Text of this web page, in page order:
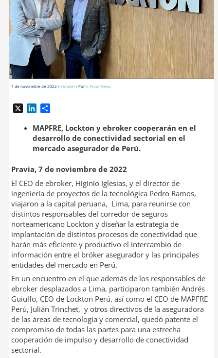
7 de noviembre de 2022 /ebroker/ PorS. Fecor News
n
k
e
m
p
a
t
r
MAPFRE, Lockton y ebroker cooperarán en el
desarrollo de conectividad sectorial en el
mercado asegurador de Perú.
Pravia, 7 de noviembre de 2022
El CEO de ebroker, Higinio Iglesias, y el director de
ingeniería de proyectos de la tecnológica Pedro Ramos,
viajaron a la capital peruana, Lima, para reunirse con
distintos responsables del corredor de seguros
norteamericano Lockton y diseñar la estrategia de
implantación de distintos procesos de conectividad que
harán más eficiente y productivo el intercambio de
información entre el bróker asegurador y las principales
entidades del mercado en Perú.
En un encuentro en el que además de los responsables de
ebroker desplazados a Lima, participaron también Andrés
Guiulfo, CEO de Lockton Perú, así como el CEO de MAPFRE
Perú, Julián Trinchet, y otros directivos de la aseguradora
de las áreas de tecnología y comercial, quedó patente el
compromiso de todas las partes para una estrecha
cooperación de impulso y desarrollo de conectividad
sectorial.